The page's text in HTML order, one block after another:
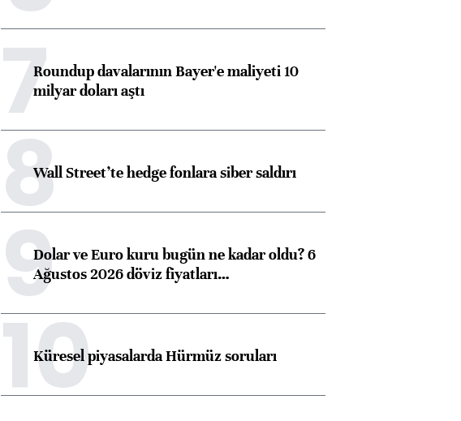
7Roundup davalarının Bayer'e maliyeti 10
milyar doları aştı
8Wall Street’te hedge fonlara siber saldırı
9Dolar ve Euro kuru bugün ne kadar oldu? 6
Ağustos 2026 döviz fiyatları…
10
Küresel piyasalarda Hürmüz soruları